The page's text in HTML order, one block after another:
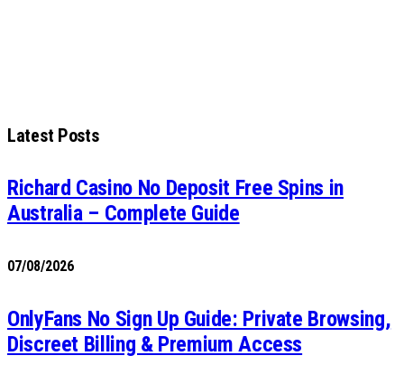
Latest Posts
Richard Casino No Deposit Free Spins in
Australia – Complete Guide
07/08/2026
OnlyFans No Sign Up Guide: Private Browsing,
Discreet Billing & Premium Access